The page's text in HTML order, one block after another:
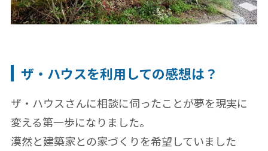
ザ・ハウスを利用しての感想は？
ザ・ハウスさんに相談に伺ったことが夢を現実に
変える第一歩になりました。
漠然と建築家との家づくりを希望していました